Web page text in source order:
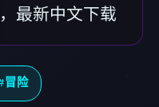
最新中文下载
冒险